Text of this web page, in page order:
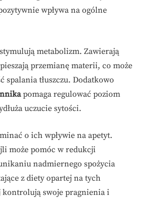
wpływa na ogólne
metabolizm. Zawierają
przemianę materii, co może
spalania tłuszczu. Dodatkowo
pomaga regulować poziom
uczucie sytości.
o ich wpływie na apetyt.
może pomóc w redukcji
nadmiernego spożycia
z diety opartej na tych
kontrolują swoje pragnienia i